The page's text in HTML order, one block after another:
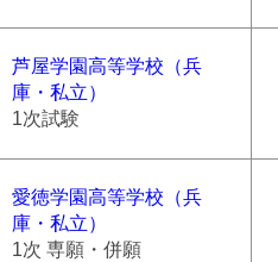
芦屋学園高等学校（兵
庫・私立）
1次試験
愛徳学園高等学校（兵
庫・私立）
1次 専願・併願